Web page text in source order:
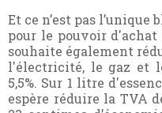
Et ce n’est pas l’unique
pour le pouvoir d'achat
souhaite également
l'électricité, le gaz et
5,5%. Sur 1 litre
espère réduire la TVA